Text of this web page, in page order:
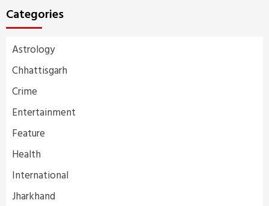
Categories
Astrology
Chhattisgarh
Crime
Entertainment
Feature
Health
International
Jharkhand